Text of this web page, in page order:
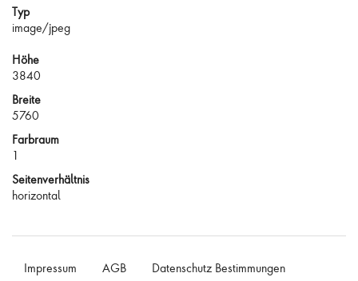
Typ
image/jpeg
Höhe
3840
Breite
5760
Farbraum
1
Seitenverhältnis
horizontal
Impressum AGB Datenschutz Bestimmungen